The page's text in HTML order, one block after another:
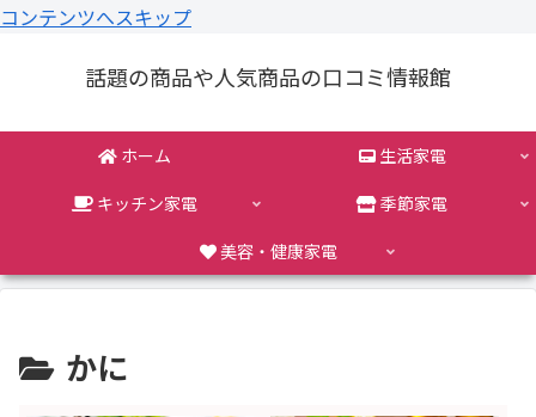
コンテンツへスキップ
話題の商品や人気商品の口コミ情報館
ホーム
生活家電
キッチン家電
季節家電
美容・健康家電
かに